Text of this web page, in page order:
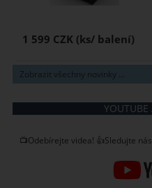
1 599 CZK
Zobrazit všechny novinky ...
YOUTUBE
📺Odebírejte videa! 👍Sledujte